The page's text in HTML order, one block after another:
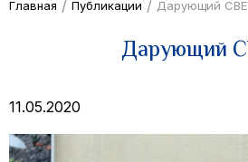
Главная / Публикации / Дарующий
Дарующий
11.05.2020